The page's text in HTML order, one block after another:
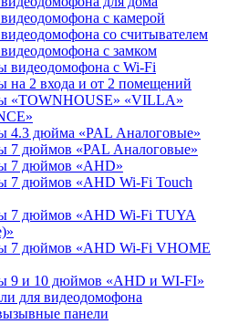
с камерой
со считывателем
c замком
видеодомофона с Wi-Fi
на 2 входа и от 2 помещений
«TOWNHOUSE» «VILLA»
4.3 дюйма «PAL Аналоговые»
7 дюймов «PAL Аналоговые»
7 дюймов «AHD»
7 дюймов «AHD Wi-Fi Touch
7 дюймов «AHD Wi-Fi TUYA
7 дюймов «AHD Wi-Fi VHOME
9 и 10 дюймов «AHD и WI-FI»
для видеодомофона
панели